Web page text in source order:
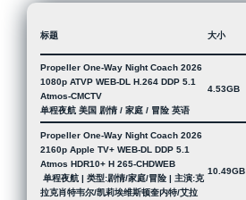
标题 大小
Propeller One-Way Night Coach 2026
1080p ATVP WEB-DL H.264 DDP 5.1
Atmos-CMCTV
单程夜航 美国 剧情 / 家庭 / 冒险 英语
4.53GB
Propeller One-Way Night Coach 2026
2160p Apple TV+ WEB-DL DDP 5.1
Atmos HDR10+ H 265-CHDWEB
单程夜航 | 类型:剧情/家庭/冒险 | 主演:克
拉克肖特韦尔/凯莉埃维斯顿奎内特/艾拉
10.49GB